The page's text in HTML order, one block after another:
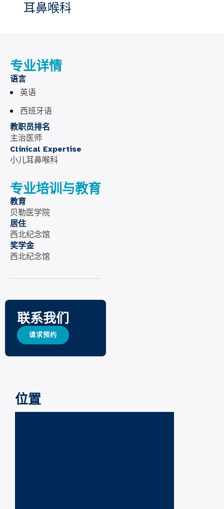
耳鼻喉科
专业详情
语言
英语
西班牙语
教职员排名
主治医师
Clinical Expertise
小儿耳鼻喉科
专业培训与教育
教育
贝勒医学院
居住
西北纪念馆
奖学金
西北纪念馆
联系我们
请求预约
位置